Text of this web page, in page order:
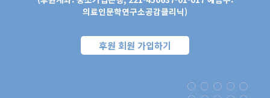
의료인문학연구소공감클리닉)
후원 회원 가입하기